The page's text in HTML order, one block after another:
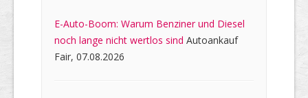
E-Auto-Boom: Warum Benziner und Diesel
noch lange nicht wertlos sind Autoankauf
Fair, 07.08.2026